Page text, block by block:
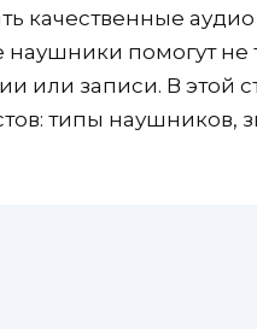
качественные
помогут не
или записи. В этой
типы наушников,